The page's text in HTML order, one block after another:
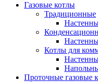
Газовые котлы
Традиционные
Котлы для
Проточные газовые